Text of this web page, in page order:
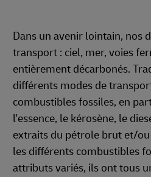
Dans un avenir lointain, nos
transport : ciel, mer, voies
entièrement décarbonés.
différents modes de
combustibles fossiles, en
l'essence, le kérosène, le
extraits du pétrole brut et/
les différents combustibles
attributs variés, ils ont tous